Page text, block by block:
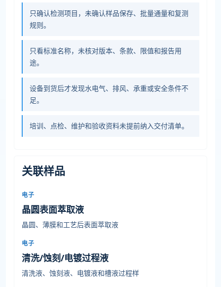
只确认检测项目，未确认样品保存、批量通量和复测
规则。
只看标准名称，未核对版本、条款、限值和报告用
途。
设备到货后才发现水电气、排风、承重或安全条件不
足。
培训、点检、维护和验收资料未提前纳入交付清单。
关联样品
电子
晶圆表面萃取液
晶圆、薄膜和工艺后表面萃取液
电子
清洗/蚀刻/电镀过程液
清洗液、蚀刻液、电镀液和槽液过程样